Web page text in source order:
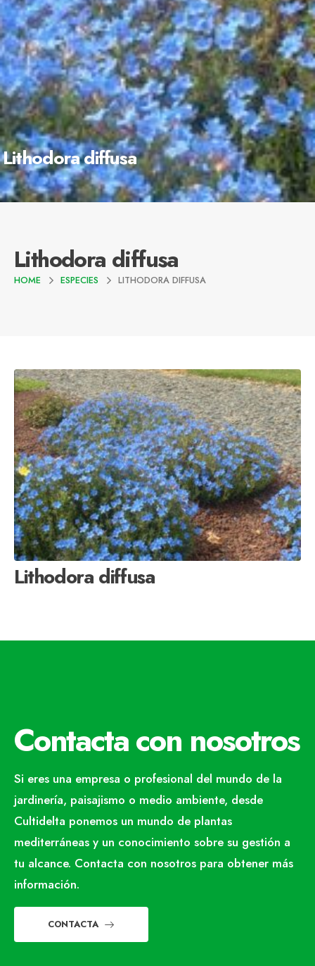
Lithodora diffusa
Lithodora diffusa
HOME ESPECIES LITHODORA DIFFUSA
Lithodora diffusa
Contacta con nosotros
Si eres una empresa o profesional del mundo de la
jardinería, paisajismo o medio ambiente, desde
Cultidelta ponemos un mundo de plantas
mediterráneas y un conocimiento sobre su gestión a
tu alcance. Contacta con nosotros para obtener más
información.
CONTACTA